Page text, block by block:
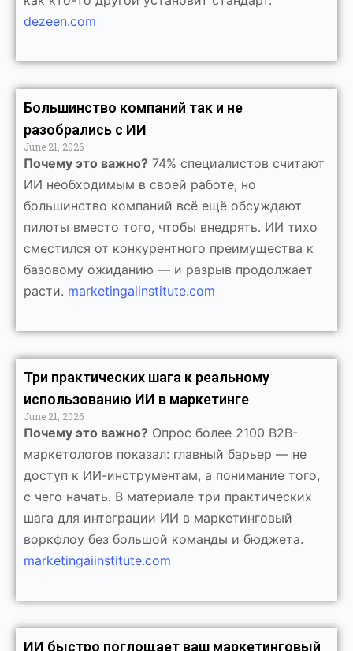
dezeen.com
Большинство компаний так и не
разобрались с ИИ
June 21, 2026
Почему это важно? 74% специалистов считают
ИИ необходимым в своей работе, но
большинство компаний всё ещё обсуждают
пилоты вместо того, чтобы внедрять. ИИ тихо
сместился от конкурентного преимущества к
базовому ожиданию — и разрыв продолжает
расти. marketingaiinstitute.com
Три практических шага к реальному
использованию ИИ в маркетинге
June 21, 2026
Почему это важно? Опрос более 2100 B2B-
маркетологов показал: главный барьер — не
доступ к ИИ-инструментам, а понимание того,
с чего начать. В материале три практических
шага для интеграции ИИ в маркетинговый
воркфлоу без большой команды и бюджета.
marketingaiinstitute.com
ИИ быстро поглощает ваш маркетинговый